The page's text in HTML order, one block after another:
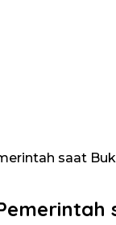
saat